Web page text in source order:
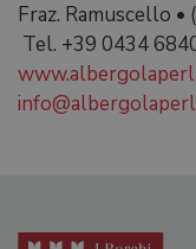
Fraz. Ramuscello •
Tel. +39 0434